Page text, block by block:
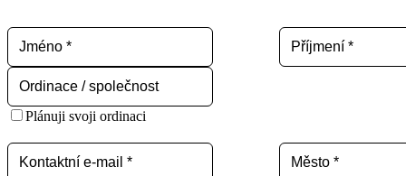
Plánuji svoji ordinaci